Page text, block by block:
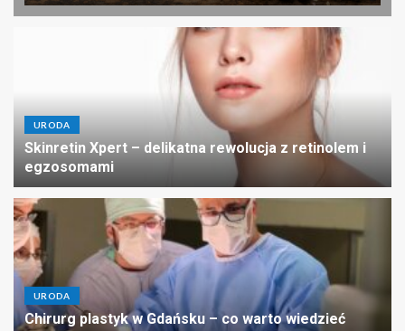
URODA
Skinretin Xpert – delikatna rewolucja z retinolem i
egzosomami
URODA
Chirurg plastyk w Gdańsku – co warto wiedzieć